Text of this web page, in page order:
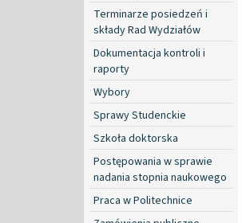
Terminarze posiedzeń i
składy Rad Wydziałów
Dokumentacja kontroli i
raporty
Wybory
Sprawy Studenckie
Szkoła doktorska
Postępowania w sprawie
nadania stopnia naukowego
Praca w Politechnice